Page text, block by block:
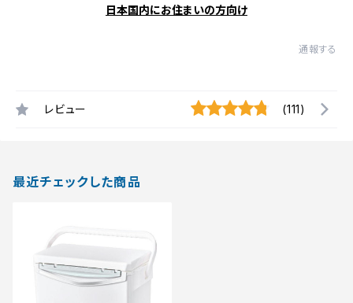
日本国内にお住まいの方向け
通報する
レビュー (111)
最近チェックした商品